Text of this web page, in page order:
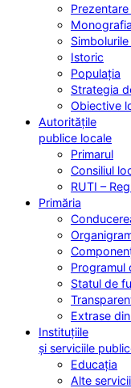
Istoric
Populația
Strategia
Obiective
Autoritățile
publice locale
Primarul
Consiliul
RUTI –
Primăria
Programul
Statul de
Extrase
Instituțiile
și serviciile
Educația
Alte